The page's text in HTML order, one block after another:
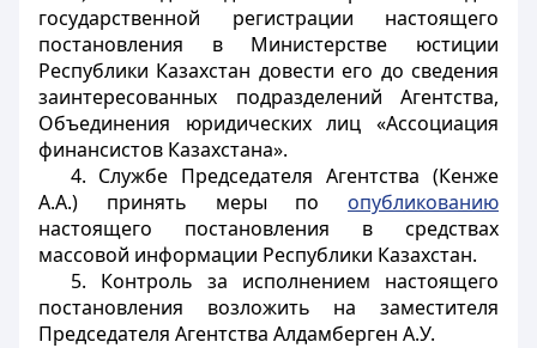
государственной регистрации настоящего
постановления в Министерстве юстиции
Республики Казахстан довести его до сведения
заинтересованных подразделений Агентства,
Объединения юридических лиц «Ассоциация
финансистов Казахстана».
4. Службе Председателя Агентства (Кенже
А.А.) принять меры по опубликованию
настоящего постановления в средствах
массовой информации Республики Казахстан.
5. Контроль за исполнением настоящего
постановления возложить на заместителя
Председателя Агентства Алдамберген А.У.